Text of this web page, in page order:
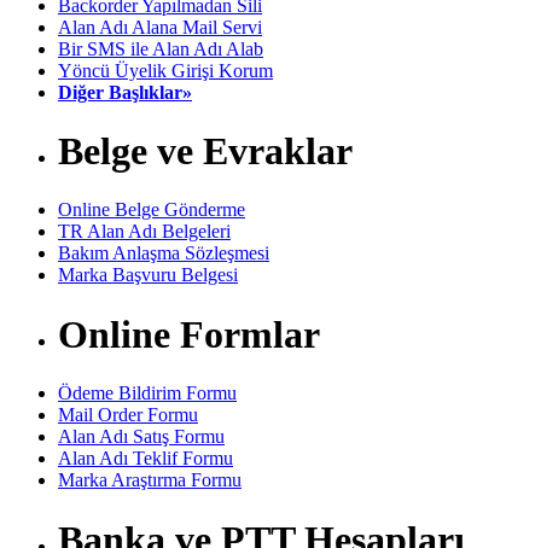
Backorder Yapılmadan Sili
Alan Adı Alana Mail Servi
Bir SMS ile Alan Adı Alab
Yöncü Üyelik Girişi Korum
Diğer Başlıklar»
Belge ve Evraklar
Online Belge Gönderme
TR Alan Adı Belgeleri
Bakım Anlaşma Sözleşmesi
Marka Başvuru Belgesi
Online Formlar
Ödeme Bildirim Formu
Mail Order Formu
Alan Adı Satış Formu
Alan Adı Teklif Formu
Marka Araştırma Formu
Banka ve PTT Hesapları